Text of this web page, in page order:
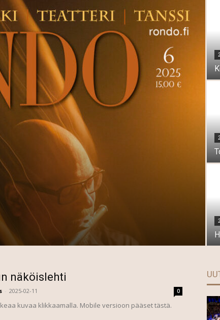
näköislehti
- 2025-02-11 0
kuvaa klikkaamalla. Mobile versioon pääset tästä.